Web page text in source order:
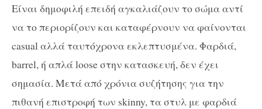
Είναι δημοφιλή επειδή αγκαλιάζουν το σώμα αντί
να το περιορίζουν και καταφέρνουν να φαίνονται
casual αλλά ταυτόχρονα εκλεπτυσμένα. Φαρδιά,
barrel, ή απλά loose στην κατασκευή, δεν έχει
σημασία. Μετά από χρόνια συζήτησης για την
πιθανή επιστροφή των skinny, τα στυλ με φαρδιά